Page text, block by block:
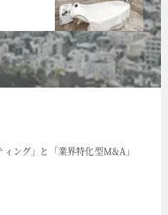
ング」と「業界特化型M&A」